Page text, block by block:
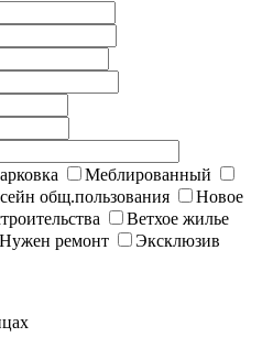
Меблированный
общ.пользования
Новое
Ветхое жилье
Нужен ремонт Эксклюзив